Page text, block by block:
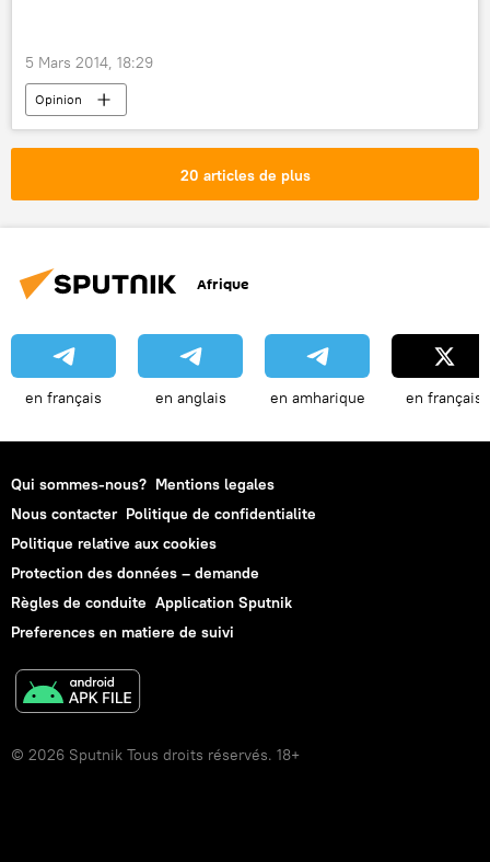
5 Mars 2014, 18:29
Opinion
20 articles de plus
Afrique
en français en anglais en amharique en français
Qui sommes-nous? Mentions legales
Nous contacter Politique de confidentialite
Politique relative aux cookies
Protection des données – demande
Règles de conduite Application Sputnik
Preferences en matiere de suivi
© 2026 Sputnik Tous droits réservés. 18+